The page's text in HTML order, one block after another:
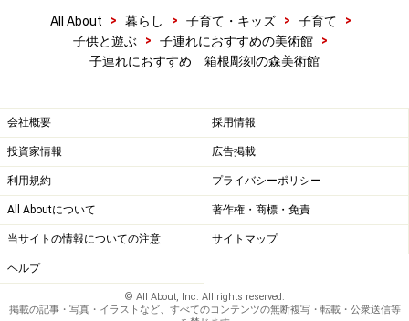
All About > 暮らし > 子育て・キッズ > 子育て
>
子供と遊ぶ
> 子連れにおすすめの美術館
>
子連れにおすすめ 箱根彫刻の森美術館
会社概要 採用情報
投資家情報 広告掲載
利用規約 プライバシーポリシー
All Aboutについて 著作権・商標・免責
当サイトの情報についての注意 サイトマップ
ヘルプ
© All About, Inc. All rights reserved.
掲載の記事・写真・イラストなど、すべてのコンテンツの無断複写・転載・公衆送信等